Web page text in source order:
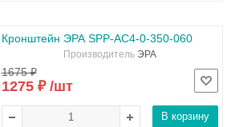
Кронштейн ЭРА SPP-AC4-0-350-060
Производитель ЭРА
1675 ₽
1275 ₽ /шт
В корзину